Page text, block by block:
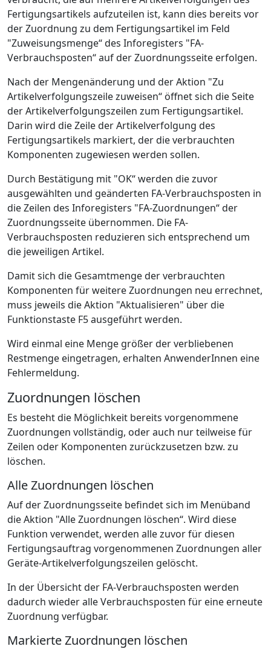
Fertigungsartikels aufzuteilen ist, kann dies bereits vor
der Zuordnung zu dem Fertigungsartikel im Feld
"Zuweisungsmenge“ des Inforegisters "FA-
Verbrauchsposten“ auf der Zuordnungsseite erfolgen.
Nach der Mengenänderung und der Aktion "Zu
Artikelverfolgungszeile zuweisen“ öffnet sich die Seite
der Artikelverfolgungszeilen zum Fertigungsartikel.
Darin wird die Zeile der Artikelverfolgung des
Fertigungsartikels markiert, der die verbrauchten
Komponenten zugewiesen werden sollen.
Durch Bestätigung mit "OK“ werden die zuvor
ausgewählten und geänderten FA-Verbrauchsposten in
die Zeilen des Inforegisters "FA-Zuordnungen“ der
Zuordnungsseite übernommen. Die FA-
Verbrauchsposten reduzieren sich entsprechend um
die jeweiligen Artikel.
Damit sich die Gesamtmenge der verbrauchten
Komponenten für weitere Zuordnungen neu errechnet,
muss jeweils die Aktion "Aktualisieren" über die
Funktionstaste F5 ausgeführt werden.
Wird einmal eine Menge größer der verbliebenen
Restmenge eingetragen, erhalten AnwenderInnen eine
Fehlermeldung.
Zuordnungen löschen
Es besteht die Möglichkeit bereits vorgenommene
Zuordnungen vollständig, oder auch nur teilweise für
Zeilen oder Komponenten zurückzusetzen bzw. zu
löschen.
Alle Zuordnungen löschen
Auf der Zuordnungsseite befindet sich im Menüband
die Aktion "Alle Zuordnungen löschen“. Wird diese
Funktion verwendet, werden alle zuvor für diesen
Fertigungsauftrag vorgenommenen Zuordnungen aller
Geräte-Artikelverfolgungszeilen gelöscht.
In der Übersicht der FA-Verbrauchsposten werden
dadurch wieder alle Verbrauchsposten für eine erneute
Zuordnung verfügbar.
Markierte Zuordnungen löschen